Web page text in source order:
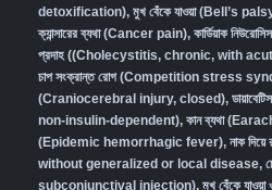
detoxification), মুখ বেঁকে যাওয়া (Bell’s
ক্যান্সারের ব্যথা (Cancer pain), কার্ডিয়াক
প্রদাহ ((Cholecystitis, chronic, with
চাপ সংক্রান্ত রোগ (Competition stress
(Craniocerebral injury, closed),
non-insulin-dependent), কান ব্যথা
(Epidemic hemorrhagic fever), নাক
without generalized or local disease,
subconjunctival injection), মুখ বেঁকে